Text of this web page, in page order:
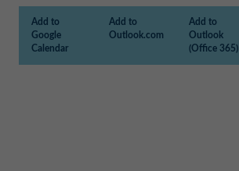
Add to
Google
Calendar
Add to
Outlook.com
Add to
Outlook
(Office 365)